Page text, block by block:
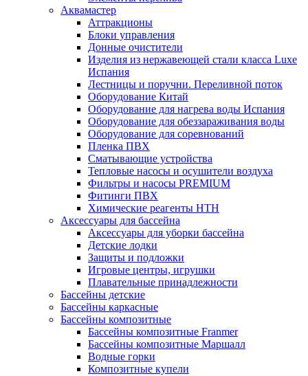
Аквамастер
Аттракционы
Блоки управления
Донные очистители
Изделия из нержавеющей стали класса Luxe
Испания
Лестницы и поручни. Переливной поток
Оборудование Китай
Оборудование для нагрева воды Испания
Оборудование для обеззараживания воды
Оборудование для соревнований
Пленка ПВХ
Сматывающие устройства
Тепловые насосы и осушители воздуха
Фильтры и насосы PREMIUM
Фитинги ПВХ
Химические реагенты HTH
Аксессуары для бассейна
Аксессуары для уборки бассейна
Детские лодки
Защиты и подложки
Игровые центры, игрушки
Плавательные принадлежности
Бассейны детские
Бассейны каркасные
Бассейны композитные
Бассейны композитные Franmer
Бассейны композитные Маршалл
Водные горки
Композитные купели